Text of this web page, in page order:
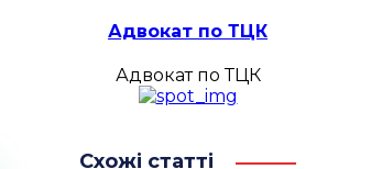
Адвокат по ТЦК
Адвокат по ТЦК
Схожі статті